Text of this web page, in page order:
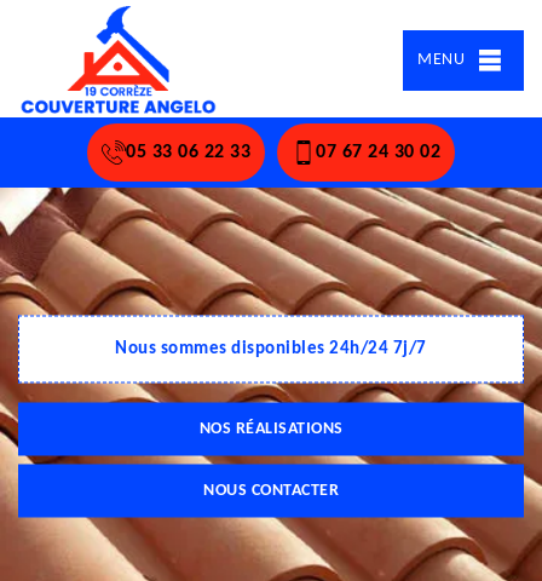
MENU
05 33 06 22 33 07 67 24 30 02
Nous sommes disponibles 24h/24 7j/7
NOS RÉALISATIONS
NOUS CONTACTER